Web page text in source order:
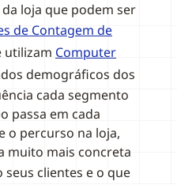
loja que podem ser
de Contagem de
utilizam Computer
demográficos dos
cada segmento
passa em cada
o percurso na loja,
muito mais concreta
seus clientes e o que